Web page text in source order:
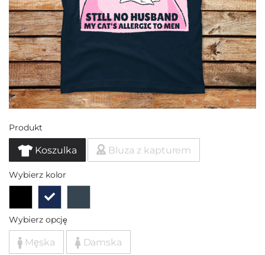
Produkt
Koszulka Bluza z kapturem
Wybierz kolor
Wybierz opcję
Męska Damska